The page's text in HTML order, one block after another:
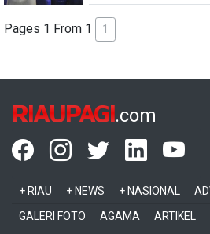
Pages 1 From 1 1
RIAUPAGI.com
+ RIAU + NEWS + NASIONAL
GALERI FOTO
AGAMA ARTIKEL